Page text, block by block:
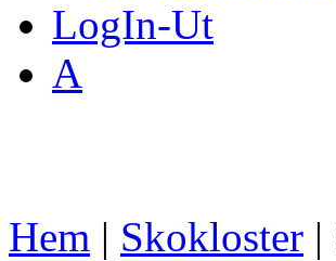
LogIn-Ut
A
Hem | Skokloster |